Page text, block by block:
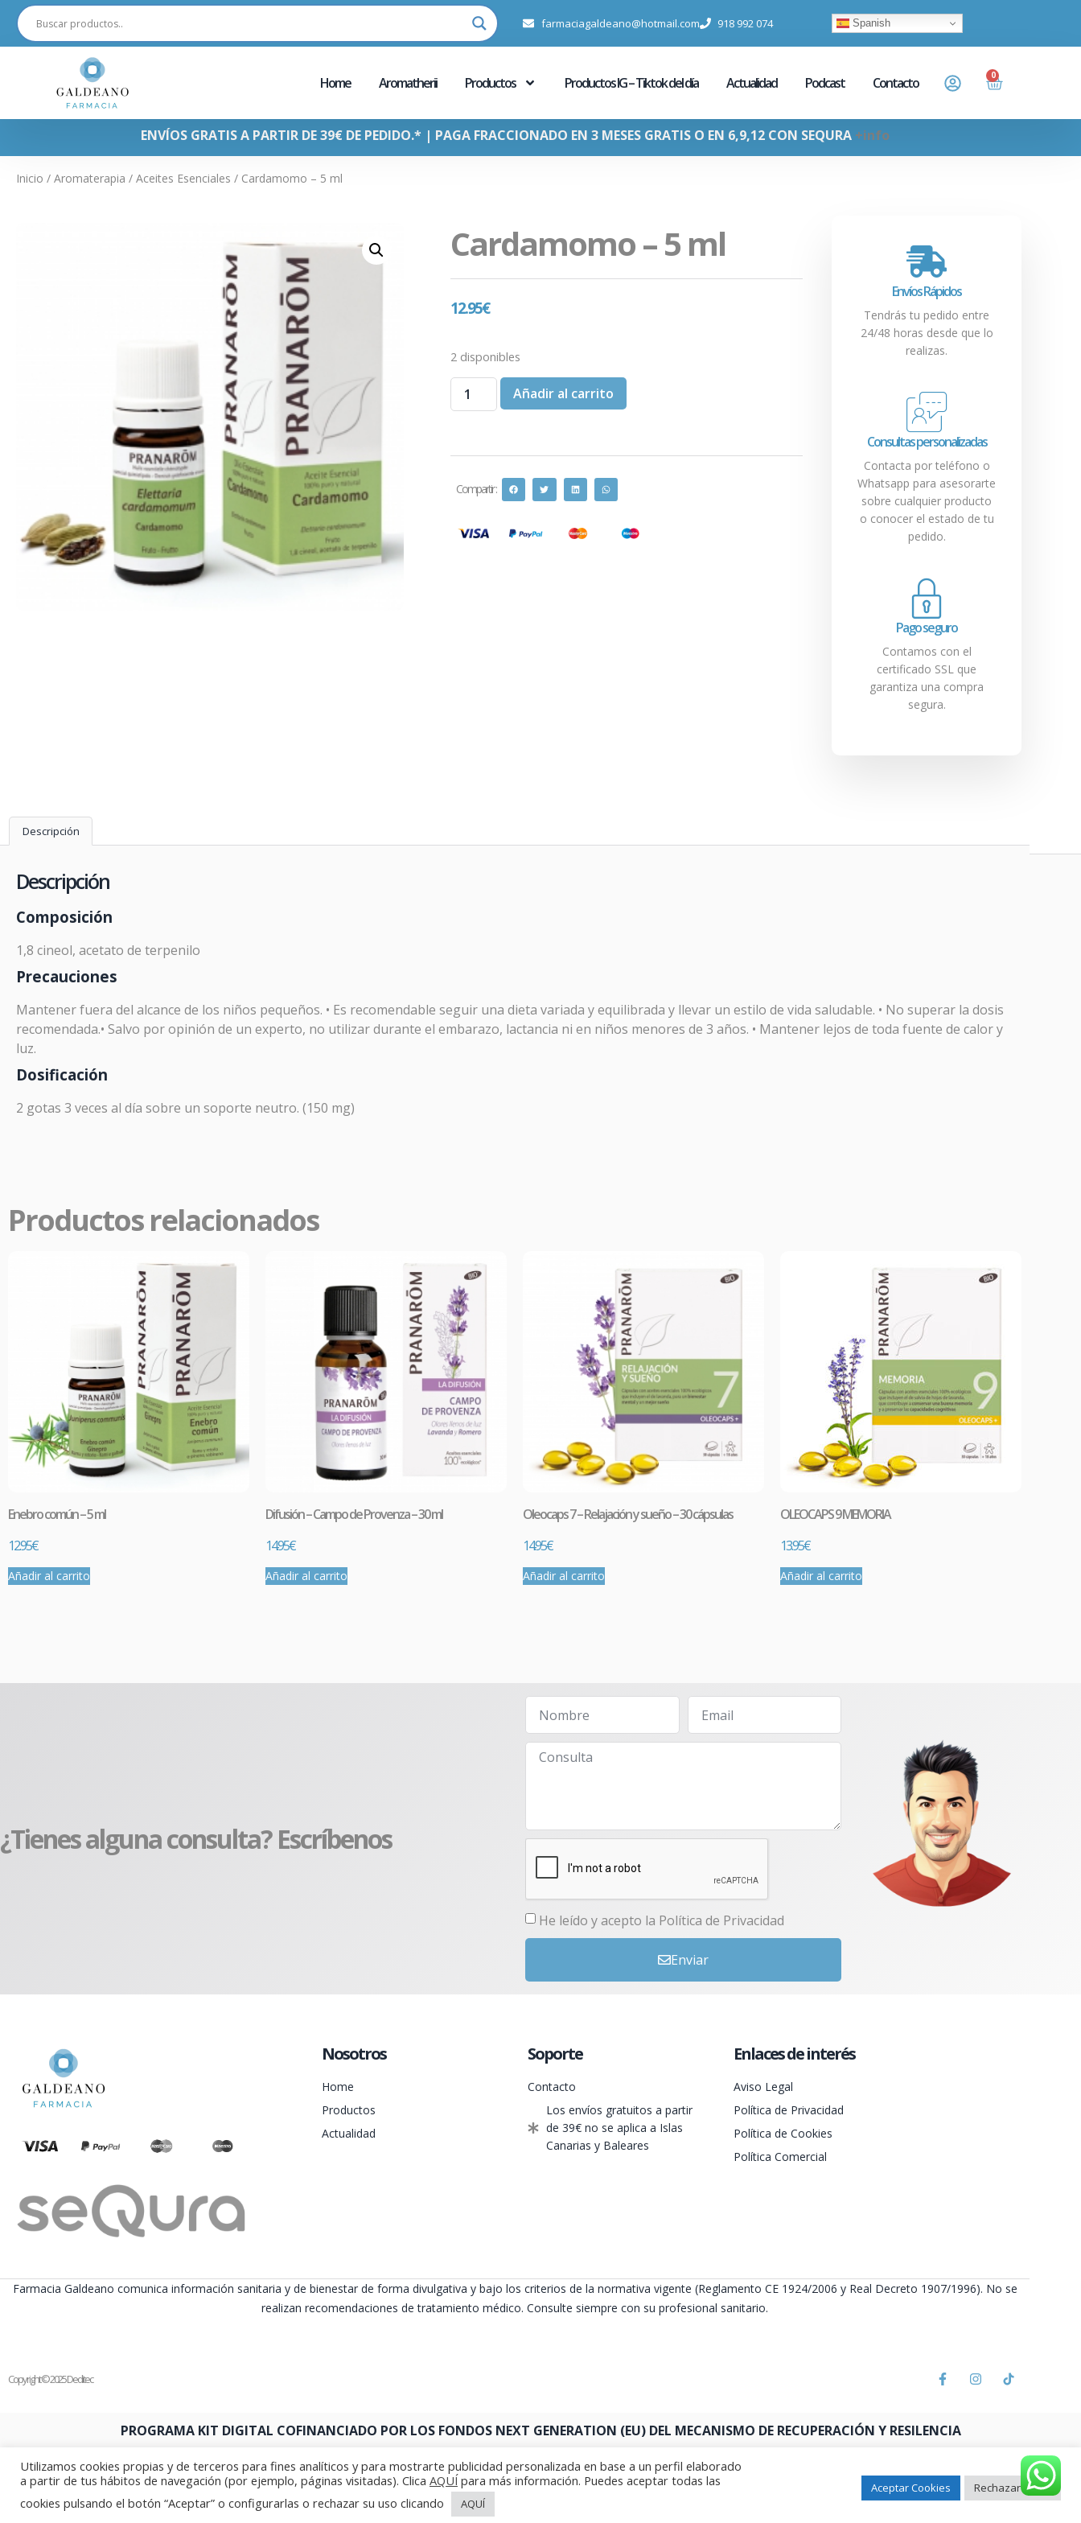
farmaciagaldeano@hotmail.com 918 992 074 Spanish
Home Aromatherii Productos Productos IG – Tiktok del día Actualidad Podcast Contacto 0
ENVÍOS GRATIS A PARTIR DE 39€ DE PEDIDO.* | PAGA FRACCIONADO EN 3 MESES GRATIS O EN 6,9,12 CON SEQURA +info
Inicio / Aromaterapia / Aceites Esenciales / Cardamomo – 5 ml
Cardamomo – 5 ml
12.95€
2 disponibles
Añadir al carrito
Compartir :
Envíos Rápidos
Tendrás tu pedido entre
24/48 horas desde que lo
realizas.
Consultas personalizadas
Contacta por teléfono o
Whatsapp para asesorarte
sobre cualquier producto
o conocer el estado de tu
pedido.
Pago seguro
Contamos con el
certificado SSL que
garantiza una compra
segura.
Descripción
Descripción
Composición
1,8 cineol, acetato de terpenilo
Precauciones
Mantener fuera del alcance de los niños pequeños. • Es recomendable seguir una dieta variada y equilibrada y llevar un estilo de vida saludable. • No superar la dosis
recomendada.• Salvo por opinión de un experto, no utilizar durante el embarazo, lactancia ni en niños menores de 3 años. • Mantener lejos de toda fuente de calor y
luz.
Dosificación
2 gotas 3 veces al día sobre un soporte neutro. (150 mg)
Productos relacionados
Enebro común – 5 ml
12.95€
Añadir al carrito
Difusión – Campo de Provenza – 30 ml
14.95€
Añadir al carrito
Oleocaps 7 – Relajación y sueño – 30 cápsulas
14.95€
Añadir al carrito
OLEOCAPS 9 MEMORIA
13.95€
Añadir al carrito
¿Tienes alguna consulta? Escríbenos
He leído y acepto la Política de Privacidad
Enviar
Nosotros
Home
Productos
Actualidad
Soporte
Contacto
Los envíos gratuitos a partir
de 39€ no se aplica a Islas
Canarias y Baleares
Enlaces de interés
Aviso Legal
Política de Privacidad
Política de Cookies
Política Comercial
Farmacia Galdeano comunica información sanitaria y de bienestar de forma divulgativa y bajo los criterios de la normativa vigente (Reglamento CE 1924/2006 y Real Decreto 1907/1996). No se
realizan recomendaciones de tratamiento médico. Consulte siempre con su profesional sanitario.
Copyright © 2025 Deditec
PROGRAMA KIT DIGITAL COFINANCIADO POR LOS FONDOS NEXT GENERATION (EU) DEL MECANISMO DE RECUPERACIÓN Y RESILENCIA
Utilizamos cookies propias y de terceros para fines analíticos y para mostrarte publicidad personalizada en base a un perfil elaborado
a partir de tus hábitos de navegación (por ejemplo, páginas visitadas). Clica AQUÍ para más información. Puedes aceptar todas las
cookies pulsando el botón “Aceptar” o configurarlas o rechazar su uso clicando
AQUÍ
Aceptar Cookies Rechazar todas
Comprar